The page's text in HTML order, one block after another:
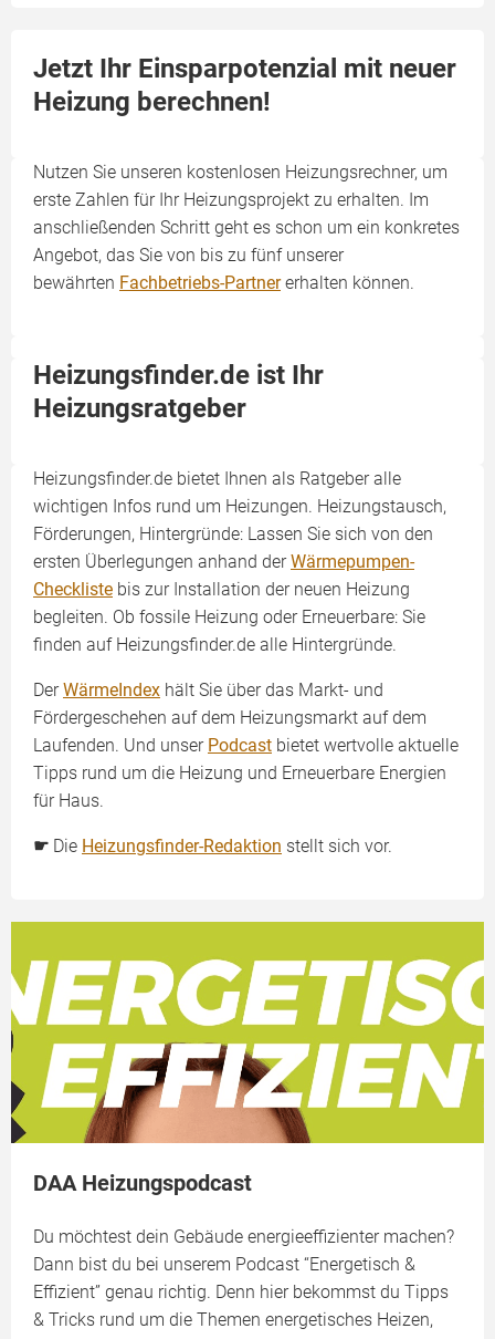
Jetzt Ihr Einsparpotenzial mit neuer
Heizung berechnen!
Nutzen Sie unseren kostenlosen Heizungsrechner, um
erste Zahlen für Ihr Heizungsprojekt zu erhalten. Im
anschließenden Schritt geht es schon um ein konkretes
Angebot, das Sie von bis zu fünf unserer
bewährten Fachbetriebs-Partnererhalten können.
Heizungsfinder.de ist Ihr
Heizungsratgeber
Heizungsfinder.de bietet Ihnen als Ratgeber alle
wichtigen Infos rund um Heizungen. Heizungstausch,
Förderungen, Hintergründe: Lassen Sie sich von den
ersten Überlegungen anhand derWärmepumpen-
Checkliste bis zur Installation der neuen Heizung
begleiten. Ob fossile Heizung oder Erneuerbare: Sie
finden auf Heizungsfinder.de alle Hintergründe.
DerWärmeIndex hält Sie über das Markt- und
Fördergeschehen auf dem Heizungsmarkt auf dem
Laufenden. Und unser Podcast bietet wertvolle aktuelle
Tipps rund um die Heizung und Erneuerbare Energien
für Haus.
☛ Die Heizungsfinder-Redaktion stellt sich vor.
DAA Heizungspodcast
Du möchtest dein Gebäude energieeffizienter machen?
Dann bist du bei unserem Podcast “Energetisch &
Effizient” genau richtig. Denn hier bekommst du Tipps
& Tricks rund um die Themen energetisches Heizen,